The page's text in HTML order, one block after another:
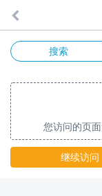
搜索
您访问的页
继续访问